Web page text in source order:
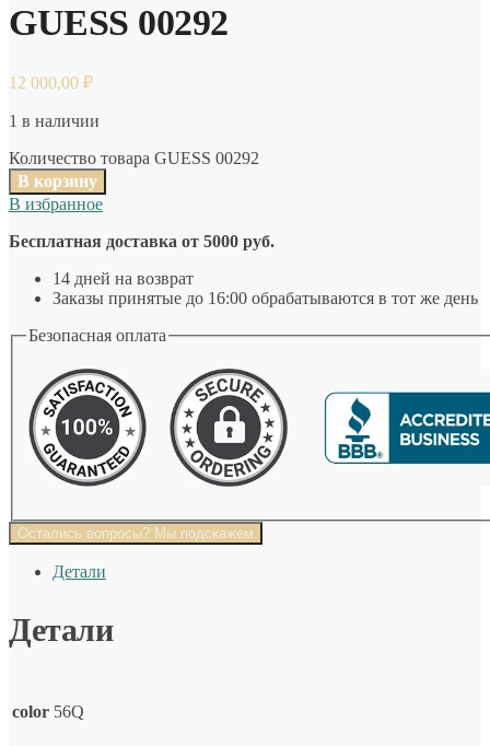
GUESS 00292
12 000,00 ₽
1 в наличии
Количество товара GUESS 00292
В корзину
В избранное
Бесплатная доставка от 5000 руб.
14 дней на возврат
Заказы принятые до 16:00 обрабатываются в тот же день
Безопасная оплата
Остались вопросы? Мы подскажем
Детали
Детали
color 56Q